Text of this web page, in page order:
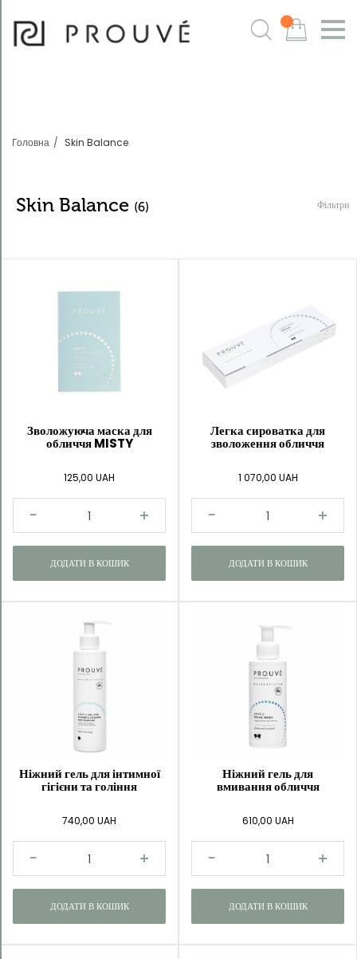
m
Головна Skin Balance
Skin Balance (6) Фільтри
Зволожуюча маска для
обличчя MISTY
125,00 UAH
ДОДАТИ В КОШИК
Легка сироватка для
зволоження обличчя
1 070,00 UAH
ДОДАТИ В КОШИК
Ніжний гель для інтимної
гігієни та гоління
740,00 UAH
ДОДАТИ В КОШИК
Ніжний гель для
вмивання обличчя
610,00 UAH
ДОДАТИ В КОШИК
Фільтри
Domyślnie
Kategorie
Skin
Balance
smile